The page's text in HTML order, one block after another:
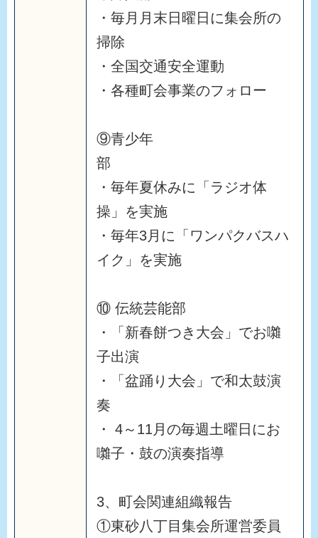
・毎月月末日曜日に集会所の
掃除
・全国交通安全運動
・各種町会事業のフォロー
⑨青少年
部
・毎年夏休みに「ラジオ体
操」を実施
・毎年3月に「ワンパクバスハ
イク」を実施
⑩ 伝統芸能部
・「新春餅つき大会」でお囃
子出演
・「盆踊り大会」で和太鼓演
奏
・ 4～11月の毎週土曜日にお
囃子・鼓の演奏指導
3、町会関連組織報告
①東砂八丁目集会所運営委員